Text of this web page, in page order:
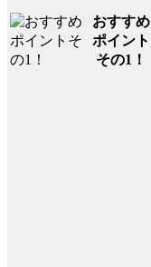
おすすめ
ポイント
その1！